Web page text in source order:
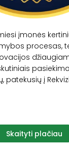
įmonės
procesas,
patekusių į
Skaityti plačiau